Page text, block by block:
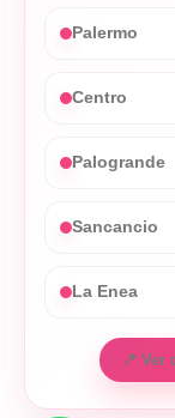
Palermo
Centro
Palogrande
Sancancio
La Enea
📍 Ver